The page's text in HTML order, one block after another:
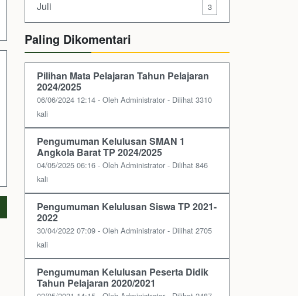
Juli 3
Paling Dikomentari
Pilihan Mata Pelajaran Tahun Pelajaran
2024/2025
06/06/2024 12:14 - Oleh Administrator - Dilihat 3310
kali
Pengumuman Kelulusan SMAN 1
Angkola Barat TP 2024/2025
04/05/2025 06:16 - Oleh Administrator - Dilihat 846
kali
Pengumuman Kelulusan Siswa TP 2021-
2022
30/04/2022 07:09 - Oleh Administrator - Dilihat 2705
kali
Pengumuman Kelulusan Peserta Didik
Tahun Pelajaran 2020/2021